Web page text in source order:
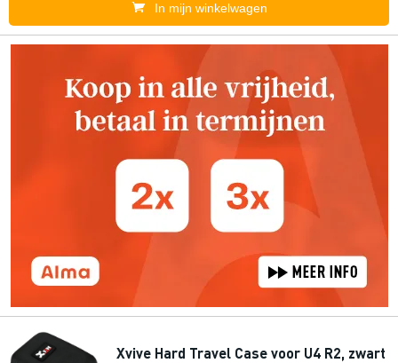
In mijn winkelwagen
Xvive Hard Travel Case voor U4 R2, zwart